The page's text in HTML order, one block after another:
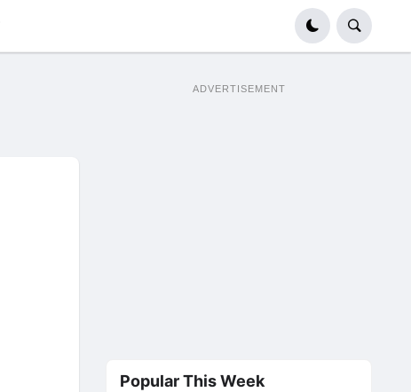
ADVERTISEMENT
Popular This Week